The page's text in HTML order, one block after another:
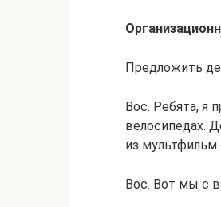
Предложить
Вос. Ребята, я
велосипедах.
из мультфильм
Вос. Вот мы с